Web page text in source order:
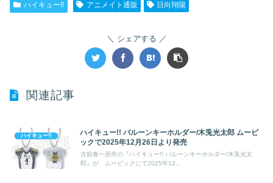
ハイキュー!! アニメイト通販 日向翔陽
シェアする
関連記事
ハイキュー!!
ハイキュー!! バルーンキーホルダー/木兎光太郎 ムービ
ックで2025年12月26日より発売
古舘春一原作の『ハイキュー!! バルーンキーホルダー/木兎光太
郎』が、ムービックにて2025年12...